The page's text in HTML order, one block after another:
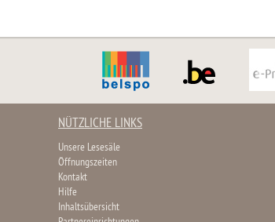
NÜTZLICHE LINKS
Unsere Lesesäle
Öffnungszeiten
Kontakt
Hilfe
Inhaltsübersicht